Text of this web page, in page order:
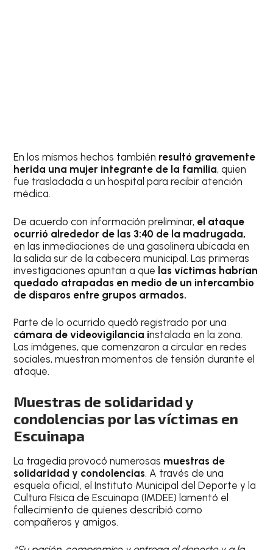
En los mismos hechos también resultó gravemente
herida una mujer integrante de la familia, quien
fue trasladada a un hospital para recibir atención
médica.
De acuerdo con información preliminar, el ataque
ocurrió alrededor de las 3:40 de la madrugada,
en las inmediaciones de una gasolinera ubicada en
la salida sur de la cabecera municipal. Las primeras
investigaciones apuntan a que las víctimas habrían
quedado atrapadas en medio de un intercambio
de disparos entre grupos armados.
Parte de lo ocurrido quedó registrado por una
cámara de videovigilancia instalada en la zona.
Las imágenes, que comenzaron a circular en redes
sociales, muestran momentos de tensión durante el
ataque.
Muestras de solidaridad y
condolencias por las víctimas en
Escuinapa
La tragedia provocó numerosas muestras de
solidaridad y condolencias. A través de una
esquela oficial, el Instituto Municipal del Deporte y la
Cultura Física de Escuinapa (IMDEE) lamentó el
fallecimiento de quienes describió como
compañeros y amigos.